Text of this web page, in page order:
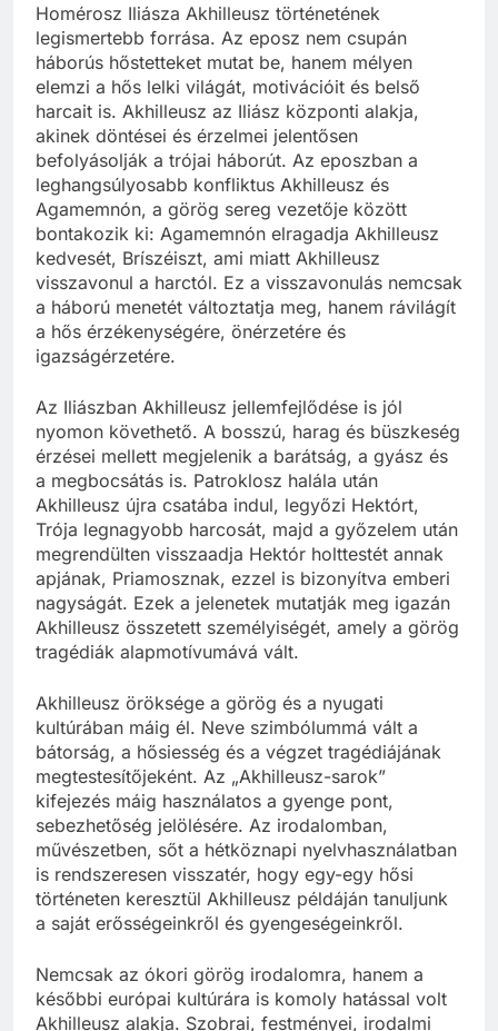
Homérosz Iliásza Akhilleusz történetének
legismertebb forrása. Az eposz nem csupán
háborús hőstetteket mutat be, hanem mélyen
elemzi a hős lelki világát, motivációit és belső
harcait is. Akhilleusz az Iliász központi alakja,
akinek döntései és érzelmei jelentősen
befolyásolják a trójai háborút. Az eposzban a
leghangsúlyosabb konfliktus Akhilleusz és
Agamemnón, a görög sereg vezetője között
bontakozik ki: Agamemnón elragadja Akhilleusz
kedvesét, Bríszéiszt, ami miatt Akhilleusz
visszavonul a harctól. Ez a visszavonulás nemcsak
a háború menetét változtatja meg, hanem rávilágít
a hős érzékenységére, önérzetére és
igazságérzetére.
Az Iliászban Akhilleusz jellemfejlődése is jól
nyomon követhető. A bosszú, harag és büszkeség
érzései mellett megjelenik a barátság, a gyász és
a megbocsátás is. Patroklosz halála után
Akhilleusz újra csatába indul, legyőzi Hektórt,
Trója legnagyobb harcosát, majd a győzelem után
megrendülten visszaadja Hektór holttestét annak
apjának, Priamosznak, ezzel is bizonyítva emberi
nagyságát. Ezek a jelenetek mutatják meg igazán
Akhilleusz összetett személyiségét, amely a görög
tragédiák alapmotívumává vált.
Akhilleusz öröksége a görög és a nyugati
kultúrában máig él. Neve szimbólummá vált a
bátorság, a hősiesség és a végzet tragédiájának
megtestesítőjeként. Az „Akhilleusz-sarok”
kifejezés máig használatos a gyenge pont,
sebezhetőség jelölésére. Az irodalomban,
művészetben, sőt a hétköznapi nyelvhasználatban
is rendszeresen visszatér, hogy egy-egy hősi
történeten keresztül Akhilleusz példáján tanuljunk
a saját erősségeinkről és gyengeségeinkről.
Nemcsak az ókori görög irodalomra, hanem a
későbbi európai kultúrára is komoly hatással volt
Akhilleusz alakja. Szobrai, festményei, irodalmi